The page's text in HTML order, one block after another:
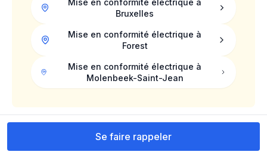
Se faire rappeler
Mise en conformité électrique à
Bruxelles
Mise en conformité électrique à
Forest
Mise en conformité électrique à
Molenbeek-Saint-Jean